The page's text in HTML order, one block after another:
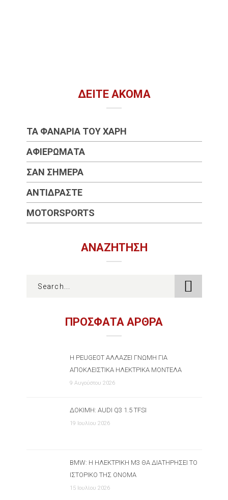
ΔΕΊΤΕ ΑΚΌΜΑ
ΤΑ ΦΑΝΆΡΙΑ ΤΟΥ ΧΆΡΗ
ΑΦΙΕΡΏΜΑΤΑ
ΣΑΝ ΣΉΜΕΡΑ
ΑΝΤΙΔΡΆΣΤΕ
MOTORSPORTS
ΑΝΑΖΉΤΗΣΗ
ΠΡΟΣΦΑΤΑ ΑΡΘΡΑ
Η PEUGEOT ΑΛΛΆΖΕΙ ΓΝΏΜΗ ΓΙΑ
ΑΠΟΚΛΕΙΣΤΙΚΆ ΗΛΕΚΤΡΙΚΆ ΜΟΝΤΈΛΑ
9 Αυγούστου 2026
ΔΟΚΙΜΉ: AUDI Q3 1.5 TFSI
19 Ιουλίου 2026
BMW: Η ΗΛΕΚΤΡΙΚΉ M3 ΘΑ ΔΙΑΤΗΡΉΣΕΙ ΤΟ
ΙΣΤΟΡΙΚΌ ΤΗΣ ΌΝΟΜΑ
15 Ιουλίου 2026